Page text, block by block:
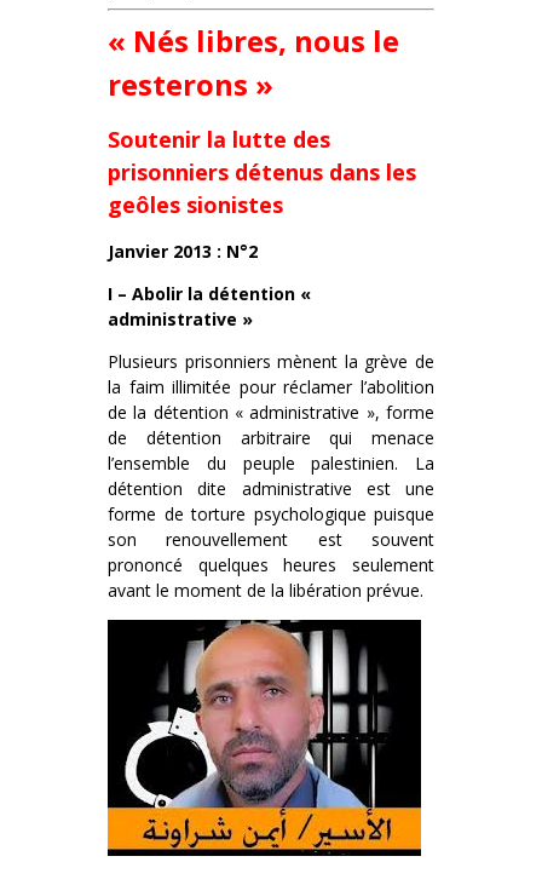
« Nés libres, nous le
resterons »
Soutenir la lutte des
prisonniers détenus dans les
geôles sionistes
Janvier 2013 : N°2
I – Abolir la détention «
administrative »
Plusieurs prisonniers mènent la grève de
la faim illimitée pour réclamer l’abolition
de la détention « administrative », forme
de détention arbitraire qui menace
l’ensemble du peuple palestinien. La
détention dite administrative est une
forme de torture psychologique puisque
son renouvellement est souvent
prononcé quelques heures seulement
avant le moment de la libération prévue.